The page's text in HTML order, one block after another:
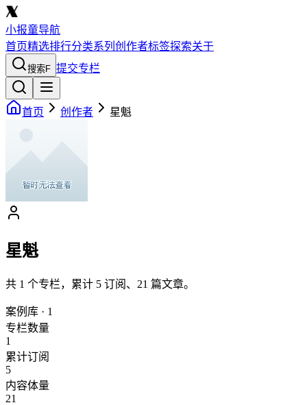
小报童导航
首页精选排行分类系列 创作者标签探索关于
搜索F 提交专栏
首页 创作者 星魁
星魁
共 1 个专栏，累计 5 订阅、 21 篇文章。
案例库 · 1
专栏数量
1
累计订阅
5
内容体量
21